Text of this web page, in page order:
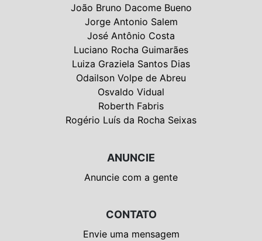
João Bruno Dacome Bueno
Jorge Antonio Salem
José Antônio Costa
Luciano Rocha Guimarães
Luiza Graziela Santos Dias
Odailson Volpe de Abreu
Osvaldo Vidual
Roberth Fabris
Rogério Luís da Rocha Seixas
ANUNCIE
Anuncie com a gente
CONTATO
Envie uma mensagem